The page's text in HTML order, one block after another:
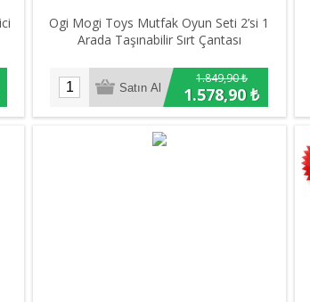
Ogi Mogi Toys Mutfak Oyun Seti 2’si 1
Arada Taşınabilir Sırt Çantası
1.849,90 ₺
1.578,90 ₺